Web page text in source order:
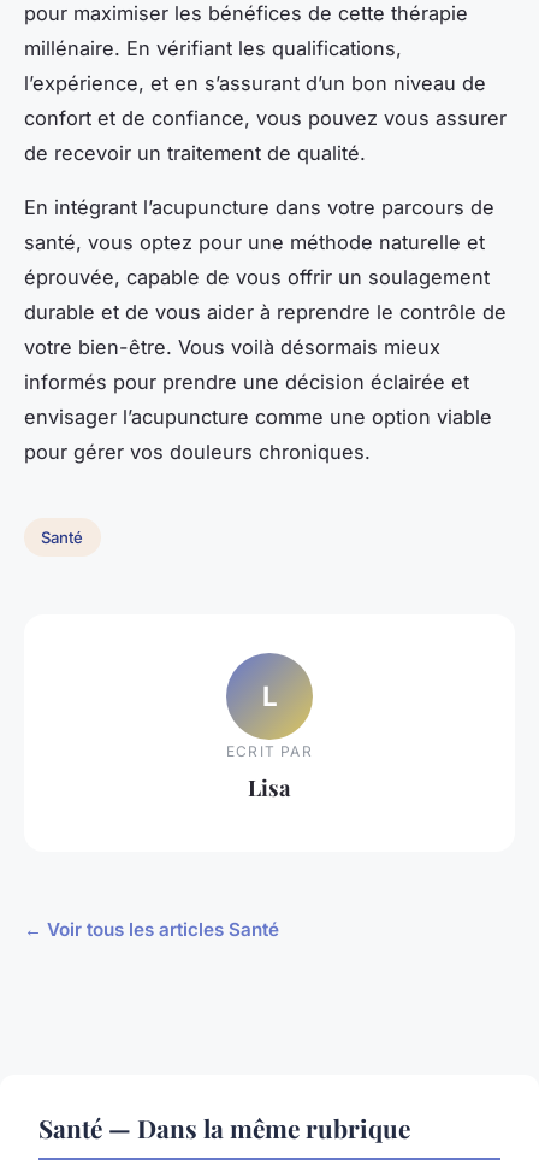
pour maximiser les bénéfices de cette thérapie
millénaire. En vérifiant les qualifications,
l’expérience, et en s’assurant d’un bon niveau de
confort et de confiance, vous pouvez vous assurer
de recevoir un traitement de qualité.
En intégrant l’acupuncture dans votre parcours de
santé, vous optez pour une méthode naturelle et
éprouvée, capable de vous offrir un soulagement
durable et de vous aider à reprendre le contrôle de
votre bien-être. Vous voilà désormais mieux
informés pour prendre une décision éclairée et
envisager l’acupuncture comme une option viable
pour gérer vos douleurs chroniques.
Santé
L
ECRIT PAR
Lisa
← Voir tous les articles Santé
Santé — Dans la même rubrique